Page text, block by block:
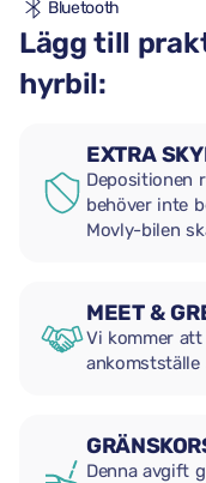
Bluetooth
Lägg till
hyrbil:
EXTRA
Depositionen
behöver inte
Movly-bilen
MEET &
Vi kommer
Denna avgift